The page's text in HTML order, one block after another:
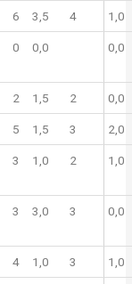
6 3,5 4 1,0
0 0,0 0,0
2 1,5 2 0,0
5 1,5 3 2,0
3 1,0 2 1,0
3 3,0 3 0,0
4 1,0 3 1,0